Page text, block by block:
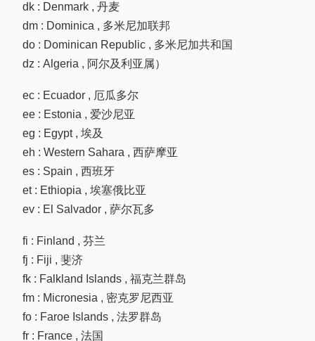
dk : Denmark , 丹麦
dm : Dominica , 多米尼加联邦
do : Dominican Republic , 多米尼加共和国
dz : Algeria , 阿尔及利亚属）
ec : Ecuador , 厄瓜多尔
ee : Estonia , 爱沙尼亚
eg : Egypt , 埃及
eh : Western Sahara , 西萨摩亚
es : Spain , 西班牙
et : Ethiopia , 埃塞俄比亚
ev : El Salvador , 萨尔瓦多
fi : Finland , 芬兰
fj : Fiji , 斐济
fk : Falkland Islands , 福克兰群岛
fm : Micronesia , 密克罗尼西亚
fo : Faroe Islands , 法罗群岛
fr : France , 法国